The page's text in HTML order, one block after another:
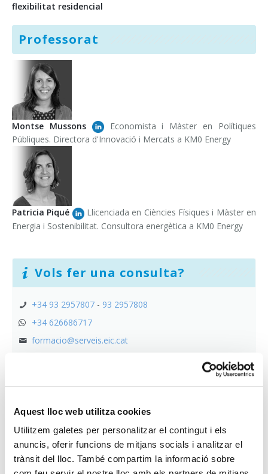
Aquest lloc web utilitza cookies
Utilitzem galetes per personalitzar el contingut i els
anuncis, oferir funcions de mitjans socials i analitzar el
trànsit del lloc. També compartim la informació sobre
flexibilitat residencial
Professorat
Montse Mussons
Economista i Màster en Polítiques
Públiques. Directora d'Innovació i Mercats a KM0 Energy
Patricia Piqué
Llicenciada en Ciències Físiques i Màster en
Energia i Sostenibilitat. Consultora energètica a KM0 Energy
Vols fer una consulta?
+34 93 2957807 - 93 2957808
+34 626686717
formacio@serveis.eic.cat
Descomptes
Si estàs a l’atur ets estudiant o tens fins a 34 anys, pots
gaudir d’una sèrie d’avantatges addicionals. Vàlid només per
a persones associades o col·legiades.
Consulta’ls!